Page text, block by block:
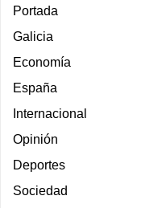
Portada
Galicia
Economía
España
Internacional
Opinión
Deportes
Sociedad